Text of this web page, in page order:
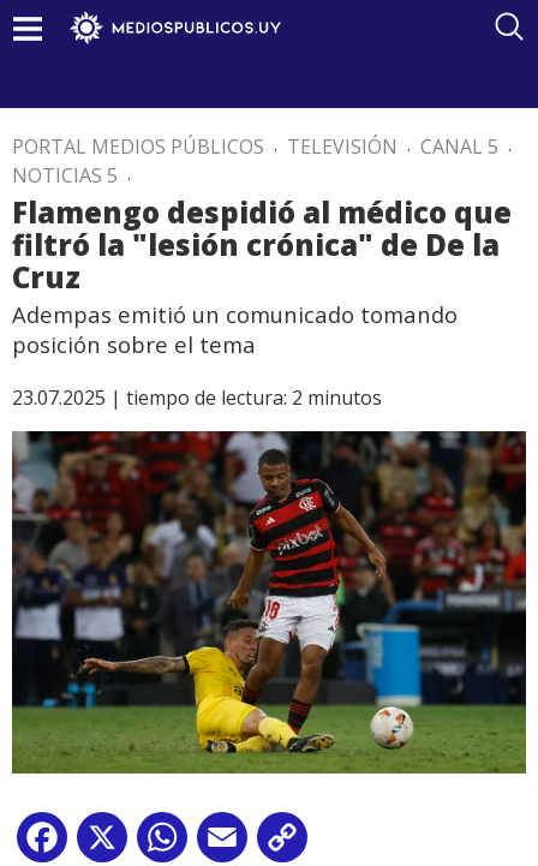
PORTAL MEDIOS PÚBLICOS . TELEVISIÓN . CANAL 5 .
NOTICIAS 5 .
Flamengo despidió al médico que
filtró la "lesión crónica" de De la
Cruz
Adempas emitió un comunicado tomando
posición sobre el tema
23.07.2025 | tiempo de lectura: 2 minutos
Facebook
X WhatsApp
Email